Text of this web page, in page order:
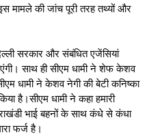
मामले की जांच पूरी तरह तथ्यों और
सरकार और संबंधित एजेंसियां
साथ ही सीएम धामी ने शेफ केशव
धामी ने केशव नेगी की बेटी कनिष्का
है।सीएम धामी ने कहा हमारी
भाई बहनों के साथ कंधे से कंधा
फर्ज है।